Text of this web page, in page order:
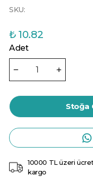
SKU:
₺ 10.82
Adet
Stoğa
10000 TL üzeri
kargo